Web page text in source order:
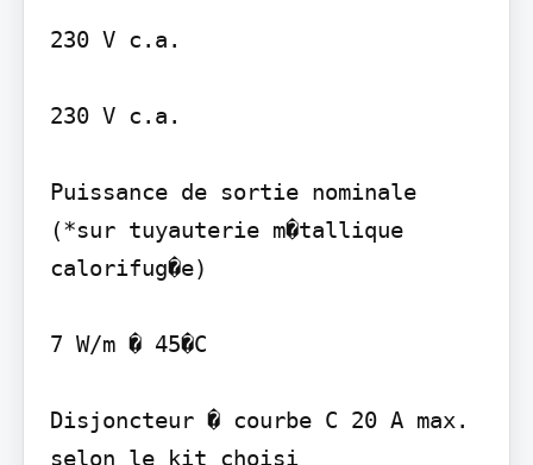
230 V c.a.
230 V c.a.
Puissance de sortie nominale
(*sur tuyauterie m�tallique
calorifug�e)
7 W/m � 45�C
Disjoncteur � courbe C 20 A max.
selon le kit choisi